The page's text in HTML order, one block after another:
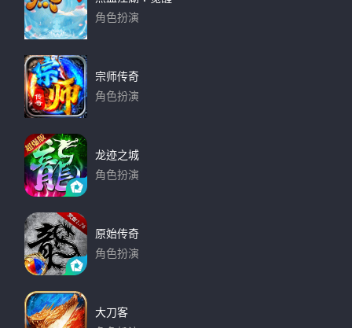
角色扮演
宗师传奇
角色扮演
龙迹之城
角色扮演
原始传奇
角色扮演
大刀客